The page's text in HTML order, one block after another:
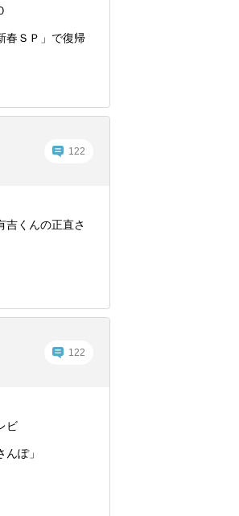
春ＳＰ」で復帰
122
吉くんの正直さ
122
ビ
ぽ」